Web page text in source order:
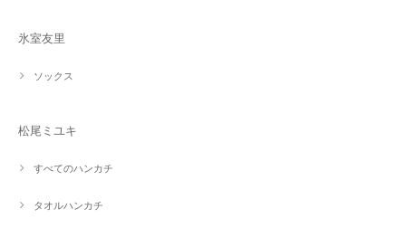
氷室友里
ソックス
松尾ミユキ
すべてのハンカチ
タオルハンカチ